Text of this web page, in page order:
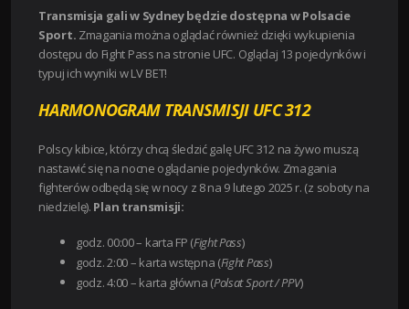
Transmisja gali w Sydney będzie dostępna w Polsacie
Sport. Zmagania można oglądać również dzięki wykupienia
dostępu do Fight Pass na stronie UFC. Oglądaj 13 pojedynków i
typuj ich wyniki w LV BET!
HARMONOGRAM TRANSMISJI UFC 312
Polscy kibice, którzy chcą śledzić galę UFC 312 na żywo muszą
nastawić się na nocne oglądanie pojedynków. Zmagania
fighterów odbędą się w nocy z 8 na 9 lutego 2025 r. (z soboty na
niedzielę). Plan transmisji:
godz. 00:00 – karta FP (Fight Pass)
godz. 2:00 – karta wstępna (Fight Pass)
godz. 4:00 – karta główna (Polsat Sport / PPV)